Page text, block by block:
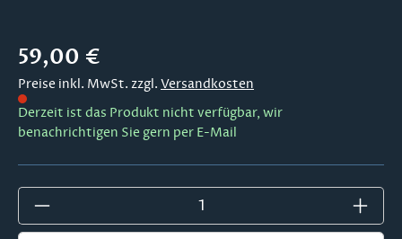
Regulärer Preis:
59,00 €
Preise inkl. MwSt. zzgl. Versandkosten
Derzeit ist das Produkt nicht verfügbar, wir
benachrichtigen Sie gern per E-Mail